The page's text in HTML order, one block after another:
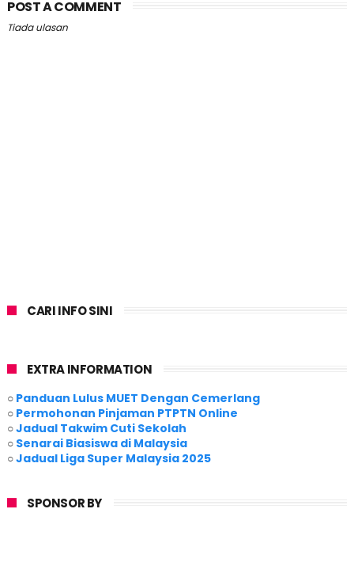
POST A COMMENT
Tiada ulasan
CARI INFO SINI
EXTRA INFORMATION
○ Panduan Lulus MUET Dengan Cemerlang
○ Permohonan Pinjaman PTPTN Online
○Jadual Takwim Cuti Sekolah
○ Senarai Biasiswa di Malaysia
○Jadual Liga Super Malaysia 2025
SPONSOR BY